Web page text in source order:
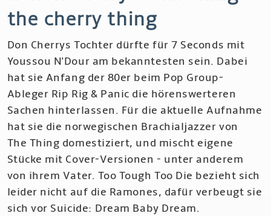
the cherry thing
Don Cherrys Tochter dürfte für 7 Seconds mit
Youssou N'Dour am bekanntesten sein. Dabei
hat sie Anfang der 80er beim Pop Group-
Ableger Rip Rig & Panic die hörenswerteren
Sachen hinterlassen. Für die aktuelle Aufnahme
hat sie die norwegischen Brachialjazzer von
The Thing domestiziert, und mischt eigene
Stücke mit Cover-Versionen - unter anderem
von ihrem Vater. Too Tough Too Die bezieht sich
leider nicht auf die Ramones, dafür verbeugt sie
sich vor Suicide: Dream Baby Dream.